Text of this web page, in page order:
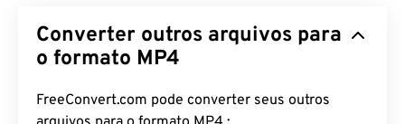
áudio e vídeo. É compatível com uma ampla gama
de dispositivos e sistemas operacionais, utilizando
resultando em um arquivo fácil de gerenciar e
Converter outros arquivos para
o formato MP4
FreeConvert.com pode converter seus outros